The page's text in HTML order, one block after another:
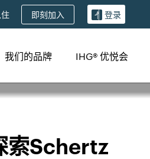
即刻加入 登录
我们的品牌 IHG® 优悦会
索Schertz